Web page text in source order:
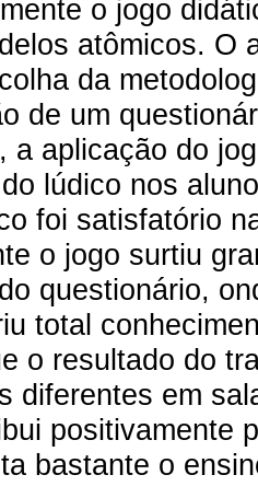
o jogo
atômicos. O
da
de um
a aplicação do
lúdico nos
foi satisfatório
o jogo surtiu
questionário,
total
o resultado do
diferentes em
positivamente
bastante o